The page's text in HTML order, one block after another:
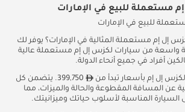
مستعملة للبيع في الإمارات
للبيع في الإمارات
إل إم مستعملة المثالية في الإمارات؟ يوفر لك
واسعة من سيارات لكزس إل إم مستعملة عالية
أفراد في جميع أنحاء الدولة.
399,750. يتضمن كل
عن المسافة المقطوعة والحالة والميزات، مما
المناسبة لأسلوب حياتك وميزانيتك.